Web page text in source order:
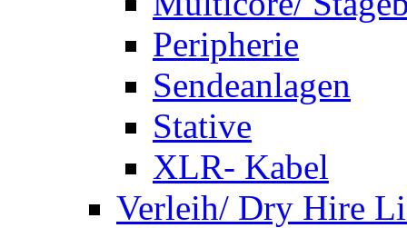
Peripherie
Sendeanlagen
Stative
XLR- Kabel
Verleih/ Dry Hire